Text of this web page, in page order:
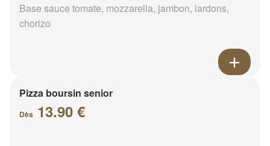
Base sauce tomate, mozzarella, jambon, lardons,
chorizo
Pizza boursin senior
Dès 13.90 €